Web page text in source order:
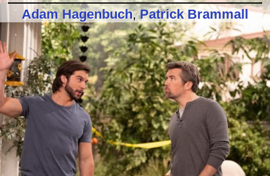
Adam Hagenbuch,Patrick Brammall